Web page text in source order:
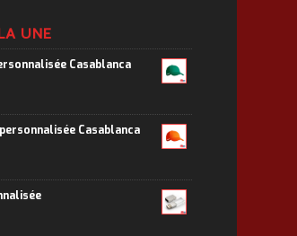
UNE
Casablanca
Casablanca